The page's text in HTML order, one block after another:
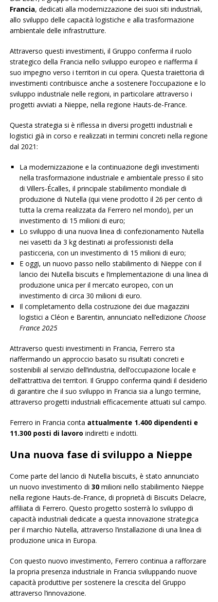
Francia, dedicati alla modernizzazione dei suoi siti industriali,
allo sviluppo delle capacità logistiche e alla trasformazione
ambientale delle infrastrutture.
Attraverso questi investimenti, il Gruppo conferma il ruolo
strategico della Francia nello sviluppo europeo e riafferma il
suo impegno verso i territori in cui opera. Questa traiettoria di
investimenti contribuisce anche a sostenere l’occupazione e lo
sviluppo industriale nelle regioni, in particolare attraverso i
progetti avviati a Nieppe, nella regione Hauts-de-France.
Questa strategia si è riflessa in diversi progetti industriali e
logistici già in corso e realizzati in termini concreti nella regione
dal 2021:
La modernizzazione e la continuazione degli investimenti
nella trasformazione industriale e ambientale presso il sito
di Villers-Écalles, il principale stabilimento mondiale di
produzione di Nutella (qui viene prodotto il 26 per cento di
tutta la crema realizzata da Ferrero nel mondo), per un
investimento di 15 milioni di euro;
Lo sviluppo di una nuova linea di confezionamento Nutella
nei vasetti da 3 kg destinati ai professionisti della
pasticceria, con un investimento di 15 milioni di euro;
E oggi, un nuovo passo nello stabilimento di Nieppe con il
lancio dei Nutella biscuits e l’implementazione di una linea di
produzione unica per il mercato europeo, con un
investimento di circa 30 milioni di euro.
Il completamento della costruzione dei due magazzini
logistici a Cléon e Barentin, annunciato nell’edizione Choose
France 2025
Attraverso questi investimenti in Francia, Ferrero sta
riaffermando un approccio basato su risultati concreti e
sostenibili al servizio dell’industria, dell’occupazione locale e
dell’attrattiva dei territori. Il Gruppo conferma quindi il desiderio
di garantire che il suo sviluppo in Francia sia a lungo termine,
attraverso progetti industriali efficacemente attuati sul campo.
Ferrero in Francia conta attualmente 1.400 dipendenti e
11.300 posti di lavoro indiretti e indotti.
Una nuova fase di sviluppo a Nieppe
Come parte del lancio di Nutella biscuits, è stato annunciato
un nuovo investimento di 30 milioni nello stabilimento Nieppe
nella regione Hauts-de-France, di proprietà di Biscuits Delacre,
affiliata di Ferrero. Questo progetto sosterrà lo sviluppo di
capacità industriali dedicate a questa innovazione strategica
per il marchio Nutella, attraverso l’installazione di una linea di
produzione unica in Europa.
Con questo nuovo investimento, Ferrero continua a rafforzare
la propria presenza industriale in Francia sviluppando nuove
capacità produttive per sostenere la crescita del Gruppo
attraverso l’innovazione.